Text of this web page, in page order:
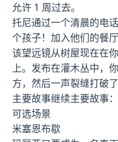
允许 1 周过去。
托尼通过一个清晨的电
个孩子！加入他们的餐
该望远镜从树屋现在在
上。发布在灌木丛中，
方，然后一声裂缝打破
主要故事继续主要故事：
可选场景
米塞恩布歇